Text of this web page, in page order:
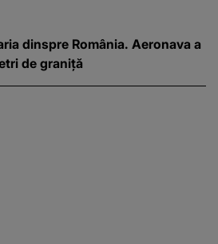
dinspre România. Aeronava a
de graniță